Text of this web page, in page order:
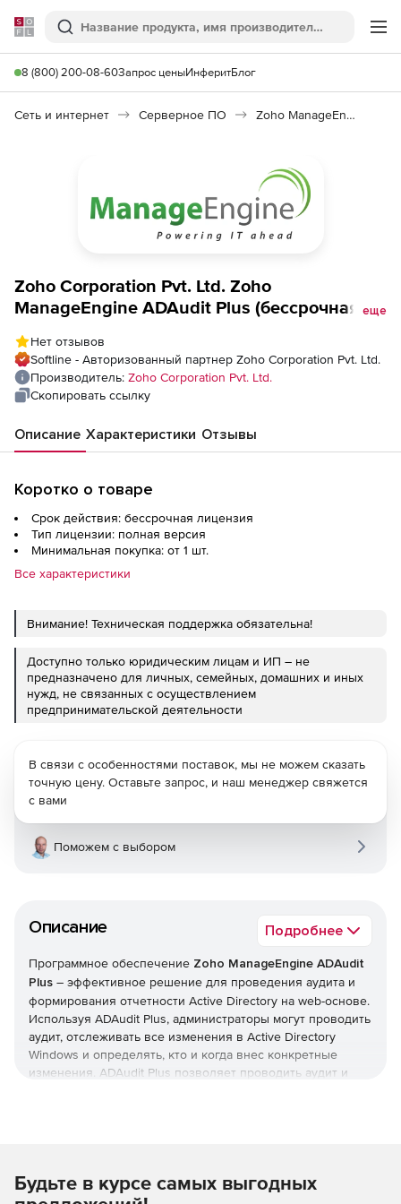
Softline
Поиск
8 (800) 200-08-60Запрос ценыИнферитБлог
Сеть и интернет Серверное ПО Zoho ManageEngine ADAudit Plus
Zoho Corporation Pvt. Ltd. Zoho
ManageEngine ADAudit Plus (бессрочная
Servers
еще
Нет отзывов
Softline - Авторизованный партнер Zoho Corporation Pvt. Ltd.
Производитель: Zoho Corporation Pvt. Ltd.
Скопировать ссылку
Описание Характеристики Отзывы
Коротко о товаре
Срок действия: бессрочная лицензия
Тип лицензии: полная версия
Минимальная покупка: от 1 шт.
Все характеристики
Внимание! Техническая поддержка обязательна!
Доступно только юридическим лицам и ИП – не
предназначено для личных, семейных, домашних и иных
нужд, не связанных с осуществлением
предпринимательской деятельности
Описание Подробнее
Программное обеспечение Zoho ManageEngine ADAudit
Plus – эффективное решение для проведения аудита и
формирования отчетности Active Directory на web-основе.
Используя ADAudit Plus, администраторы могут проводить
аудит, отслеживать все изменения в Active Directory
Windows и определять, кто и когда внес конкретные
изменения. ADAudit Plus позволяет проводить аудит и
пользователям и могут экспортироваться в XLS, HTML,
PDF и CSV форматы с возможностью печати.
В связи с особенностями поставок, мы не можем сказать
точную цену. Оставьте запрос, и наш менеджер свяжется
с вами
Поможем с выбором
Будьте в курсе самых выгодных